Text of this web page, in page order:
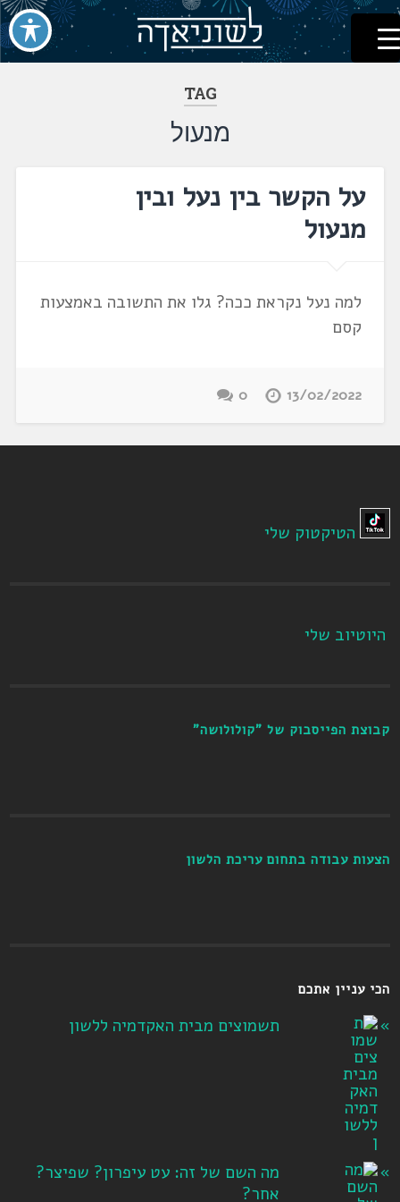
דלג
לתוכן
לשוניאדה
עברית. לשון. שפה
TAG
מנעול
על הקשר בין נעל ובין
מנעול
למה נעל נקראת ככה? גלו את התשובה באמצעות
קסם
13/02/2022
0
הטיקטוק שלי
היוטיוב שלי
קבוצת הפייסבוק של "קולולושה"
הצעות עבודה בתחום עריכת הלשון
הכי עניין אתכם
תשמוצים מבית האקדמיה ללשון
מה השם של זה: עט עיפרון? שפיצר?
אחר?